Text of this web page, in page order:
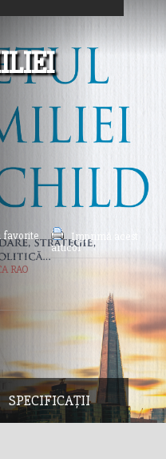
favorite
Imprimă acest
articol
RAO
SPECIFICAȚII